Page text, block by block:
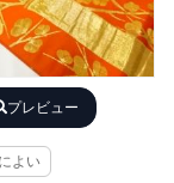
プレビュー
よい